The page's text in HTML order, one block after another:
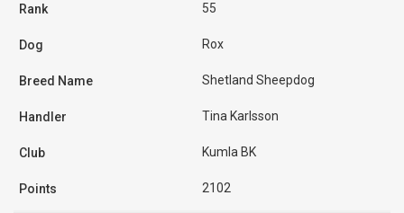
55
Rox
Shetland Sheepdog
Tina Karlsson
Kumla BK
2102